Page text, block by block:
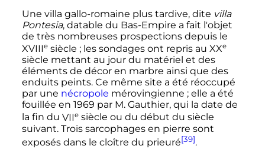
Une villa gallo-romaine plus tardive, dite villa
Pontesia, datable du Bas-Empire a fait l'objet
de très nombreuses prospections depuis le
XVIIIe siècle ; les sondages ont repris au XXe
siècle mettant au jour du matériel et des
éléments de décor en marbre ainsi que des
enduits peints. Ce même site a été réoccupé
par une nécropole mérovingienne ; elle a été
fouillée en 1969 par M. Gauthier, qui la date de
la fin du VIIe siècle ou du début du siècle
suivant. Trois sarcophages en pierre sont
exposés dans le cloître du prieuré[39].